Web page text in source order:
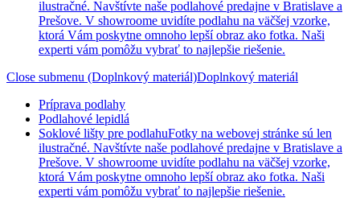
ilustračné. Navštívte naše podlahové predajne v Bratislave a
Prešove. V showroome uvidíte podlahu na väčšej vzorke,
ktorá Vám poskytne omnoho lepší obraz ako fotka. Naši
experti vám pomôžu vybrať to najlepšie riešenie.
Close submenu (Doplnkový materiál)Doplnkový materiál
Príprava podlahy
Podlahové lepidlá
Soklové lišty pre podlahuFotky na webovej stránke sú len
ilustračné. Navštívte naše podlahové predajne v Bratislave a
Prešove. V showroome uvidíte podlahu na väčšej vzorke,
ktorá Vám poskytne omnoho lepší obraz ako fotka. Naši
experti vám pomôžu vybrať to najlepšie riešenie.